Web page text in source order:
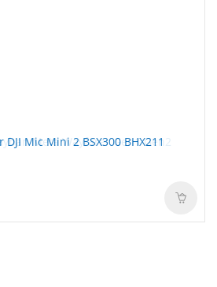
DJI Mic Mini 2 BSX300 BHX211